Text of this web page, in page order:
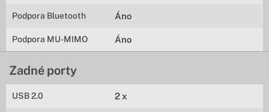
Podpora Bluetooth Áno
Podpora MU-MIMO Áno
Zadné porty
USB 2.0 2 x